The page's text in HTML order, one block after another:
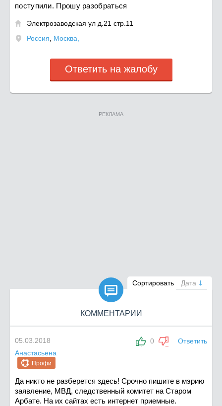
поступили. Прошу разобраться

Электрозаводская ул д.21 стр.11
Россия
Москва,
Ответить на жалобу
РЕКЛАМА
Сортировать Дата

КОММЕНТАРИИ
0 Ответить
05.03.2018
Анастасьена
Профи
Да никто не разберется здесь! Срочно пишите в мэрию
заявление, МВД, следственный комитет на Старом
Арбате. На их сайтах есть интернет приемные.